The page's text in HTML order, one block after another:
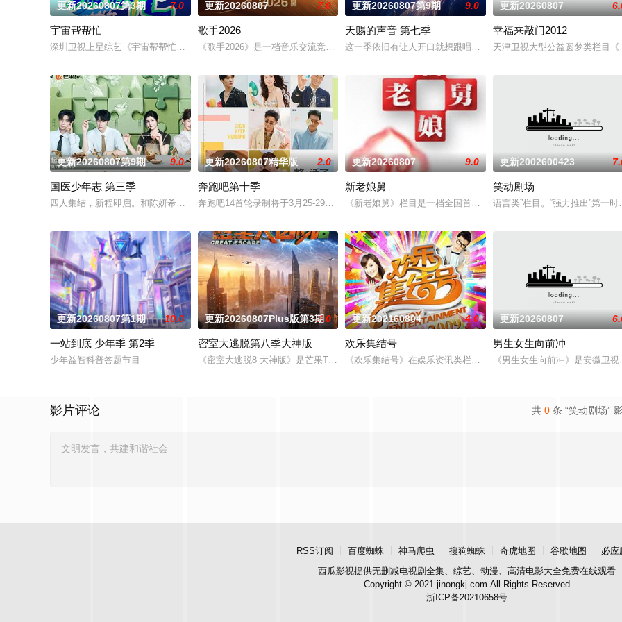
更新20260807第3期 7.0
宇宙帮帮忙
深圳卫视上星综艺《宇宙帮帮忙》是一档以文具快闪店为场景的真人秀。
更新20260807 7.0
歌手2026
《歌手2026》是一档音乐交流竞技节目。节目集结全球实力唱将，在每周的直播比拼中高能开唱，演绎各
更新20260807第9期 9.0
天赐的声音 第七季
这一季依旧有让人开口就想跟唱的歌，有意想不到的合作搭档，更有
更新20260807
幸福来敲门2012
天津卫视大型公益圆梦类栏目
更新20260807第9期 9.0
国医少年志 第三季
四人集结，新程即启。和陈妍希、夏之光、高卿尘、李雅娟一起，走进中医的万千世界，从草木到经络，从领悟到亲手实践。
更新20260807精华版 2.0
奔跑吧第十季
奔跑吧14首轮录制将于3月25-29日开启
更新20260807 9.0
新老娘舅
《新老娘舅》栏目是一档全国首创的调解类谈话节目，由新娱乐和
更新2002600423
笑动剧场
语言类”栏目。“强力推出”第一
更新20260807第1期 10.0
一站到底 少年季 第2季
少年益智科普答题节目
更新20260807Plus版第3期2.0
密室大逃脱第八季大神版
《密室大逃脱8 大神版》是芒果TV超大型密室逃脱真人秀《密室大逃脱》的官方定制衍生节目。节目邀请
更新202160804 4.0
欢乐集结号
《欢乐集结号》在娱乐资讯类栏目中一枝独秀，领跑全国，是辽宁
更新20260807
男生女生向前冲
《男生女生向前冲》是安徽卫
共 0 条 “笑动剧场”
影片评论
RSS订阅 百度蜘蛛 神马爬虫 搜狗蜘蛛 奇虎地图 谷歌地图
必应
西瓜影视提供无删减电视剧全集、综艺、动漫、高清电影大全免费在线观看
Copyright © 2021 jinongkj.com All Rights Reserved
浙ICP备20210658号